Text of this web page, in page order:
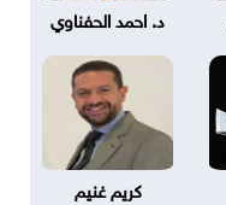
د. احمد الحفناوي
كريم غنيم